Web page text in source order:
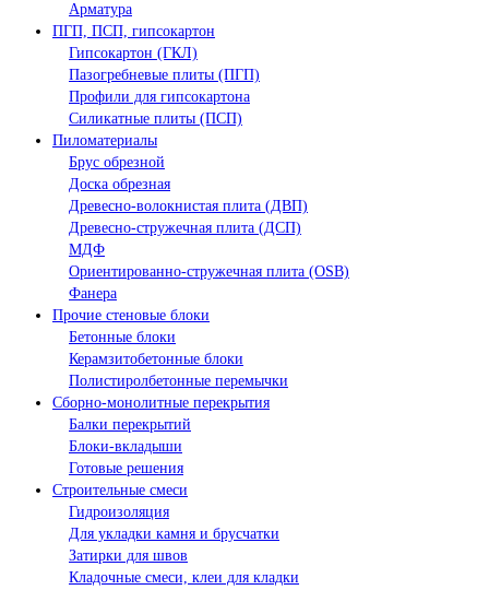
Арматура
ПГП, ПСП, гипсокартон
Гипсокартон (ГКЛ)
Пазогребневые плиты (ПГП)
Профили для гипсокартона
Силикатные плиты (ПСП)
Пиломатериалы
Брус обрезной
Доска обрезная
Древесно-волокнистая плита (ДВП)
Древесно-стружечная плита (ДСП)
МДФ
Ориентированно-стружечная плита (OSB)
Фанера
Прочие стеновые блоки
Бетонные блоки
Керамзитобетонные блоки
Полистиролбетонные перемычки
Сборно-монолитные перекрытия
Балки перекрытий
Блоки-вкладыши
Готовые решения
Строительные смеси
Гидроизоляция
Для укладки камня и брусчатки
Затирки для швов
Кладочные смеси, клеи для кладки